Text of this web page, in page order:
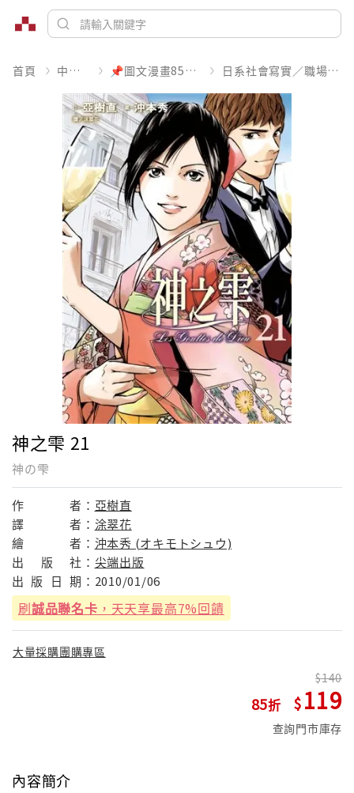
首頁 中文書 📌圖文漫畫85折起 日系社會寫實／職場職人
神之雫 21
神の雫
作 者： 亞樹直
譯
者： 涂翠花
繪
者： 沖本秀 (オキモトシュウ)
出
版 社： 尖端出版
出 版 日 期： 2010/01/06
刷誠品聯名卡 ，天天享最高7%回饋
大量採購團購專區
85
140
119
查詢門市庫存
內容簡介